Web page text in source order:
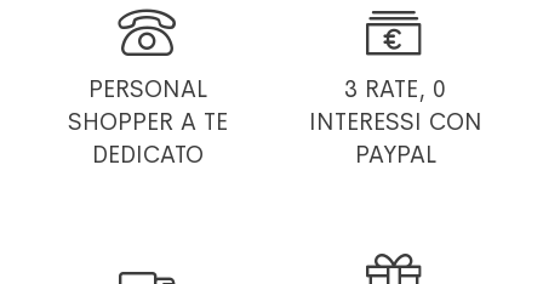

PERSONAL
SHOPPER A TE
DEDICATO

3 RATE, 0
INTERESSI CON
PAYPAL